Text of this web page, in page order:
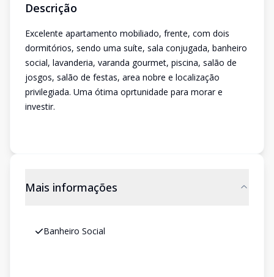
Descrição
Excelente apartamento mobiliado, frente, com dois
dormitórios, sendo uma suíte, sala conjugada, banheiro
social, lavanderia, varanda gourmet, piscina, salão de
josgos, salão de festas, area nobre e localização
privilegiada. Uma ótima oprtunidade para morar e
investir.
Mais informações
Banheiro Social